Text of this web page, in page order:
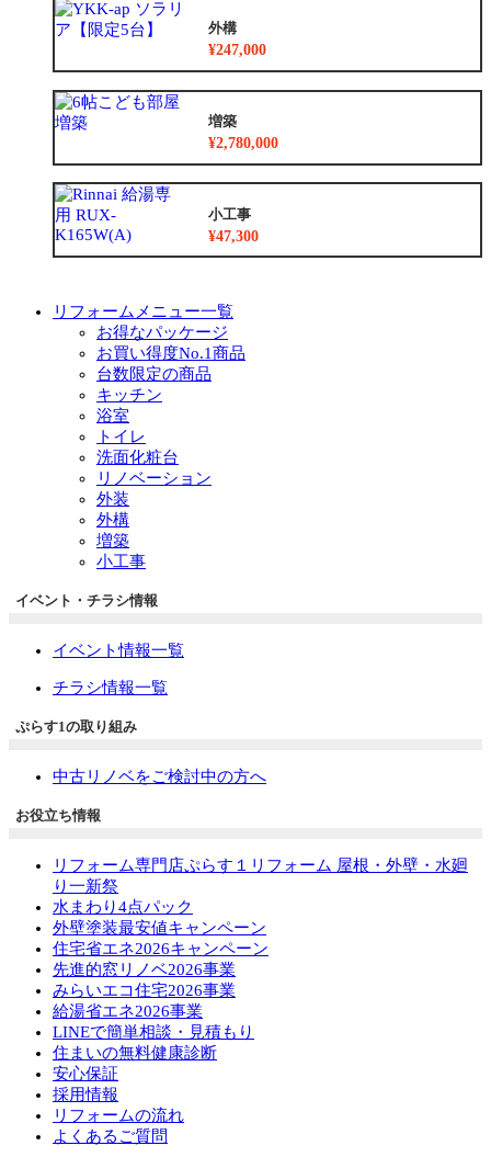
外構
¥247,000
増築
¥2,780,000
小工事
¥47,300
リフォームメニュー一覧
お得なパッケージ
お買い得度No.1商品
台数限定の商品
キッチン
浴室
トイレ
洗面化粧台
リノベーション
外装
外構
増築
小工事
イベント・チラシ情報
イベント情報一覧
チラシ情報一覧
ぷらす1の取り組み
中古リノベをご検討中の方へ
お役立ち情報
リフォーム専門店ぷらす１リフォーム 屋根・外壁・水廻
り一新祭
水まわり4点パック
外壁塗装最安値キャンペーン
住宅省エネ2026キャンペーン
先進的窓リノベ2026事業
みらいエコ住宅2026事業
給湯省エネ2026事業
LINEで簡単相談・見積もり
住まいの無料健康診断
安心保証
採用情報
リフォームの流れ
よくあるご質問